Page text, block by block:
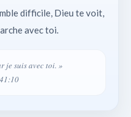
difficile, Dieu te voit,
avec toi.
je suis avec toi. »